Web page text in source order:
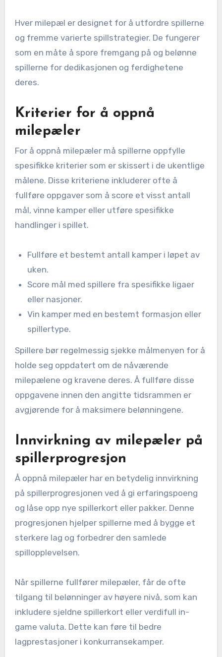
Hver milepæl er designet for å utfordre spillerne
og fremme varierte spillstrategier. De fungerer
som en måte å spore fremgang på og belønne
spillerne for dedikasjonen og ferdighetene
deres.
Kriterier for å oppnå
milepæler
For å oppnå milepæler må spillerne oppfylle
spesifikke kriterier som er skissert i de ukentlige
målene. Disse kriteriene inkluderer ofte å
fullføre oppgaver som å score et visst antall
mål, vinne kamper eller utføre spesifikke
handlinger i spillet.
Fullføre et bestemt antall kamper i løpet av
uken.
Score mål med spillere fra spesifikke ligaer
eller nasjoner.
Vin kamper med en bestemt formasjon eller
spillertype.
Spillere bør regelmessig sjekke målmenyen for å
holde seg oppdatert om de nåværende
milepælene og kravene deres. Å fullføre disse
oppgavene innen den angitte tidsrammen er
avgjørende for å maksimere belønningene.
Innvirkning av milepæler på
spillerprogresjon
Å oppnå milepæler har en betydelig innvirkning
på spillerprogresjonen ved å gi erfaringspoeng
og låse opp nye spillerkort eller pakker. Denne
progresjonen hjelper spillerne med å bygge et
sterkere lag og forbedrer den samlede
spillopplevelsen.
Når spillerne fullfører milepæler, får de ofte
tilgang til belønninger av høyere nivå, som kan
inkludere sjeldne spillerkort eller verdifull in-
game valuta. Dette kan føre til bedre
lagprestasjoner i konkurransekamper.